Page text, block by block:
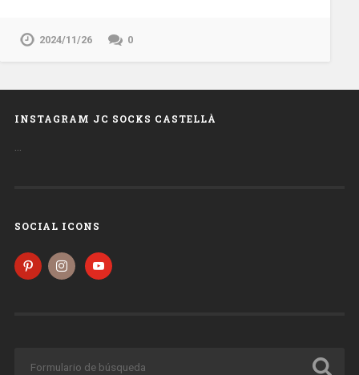
2024/11/26 0
INSTAGRAM JC SOCKS CASTELLÀ
SOCIAL ICONS